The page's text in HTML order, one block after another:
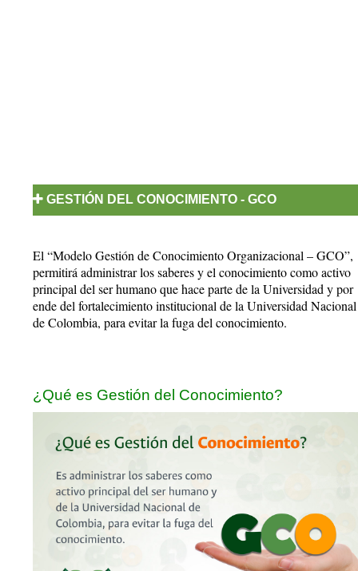
GESTIÓN DEL CONOCIMIENTO - GCO
El “Modelo Gestión de Conocimiento Organizacional – GCO”,
permitirá administrar los saberes y el conocimiento como activo
principal del ser humano que hace parte de la Universidad y por
ende del fortalecimiento institucional de la Universidad Nacional
de Colombia, para evitar la fuga del conocimiento.
¿Qué es Gestión del Conocimiento?